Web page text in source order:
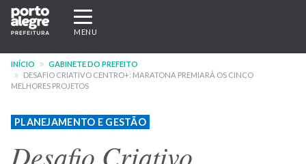
Pular
para
conteúdo
principal
Expandir/recolher
navegação
MENU
INÍCIO
GABINETE DO PREFEITO
DESAFIO CRIATIVO CENTRO+: MARATONA PREMIARÁ OS CINCO
MELHORES PROJETOS
PLANEJAMENTO E GESTÃO
Desafio Criativo